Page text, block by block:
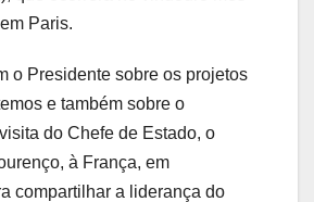
Paris.
o Presidente sobre os projetos
e também sobre o
do Chefe de Estado, o
à França, em
compartilhar a liderança do